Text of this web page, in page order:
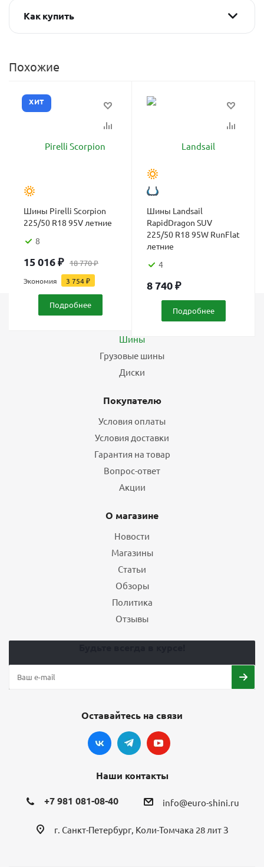
Как купить
Похожие
ХИТ
Шины Pirelli Scorpion
225/50 R18 95V летние
8
15 016₽ 18 770₽
Экономия 3 754₽
Подробнее
Шины Landsail
RapidDragon SUV
225/50 R18 95W RunFlat
летние
4
8 740₽
Подробнее
Шины
Грузовые шины
Диски
Покупателю
Условия оплаты
Условия доставки
Гарантия на товар
Вопрос-ответ
Акции
О магазине
Новости
Магазины
Статьи
Обзоры
Политика
Отзывы
Оставайтесь на связи
Наши контакты
+7 981 081-08-40 info@euro-shini.ru
г. Санкт-Петербург, Коли-Томчака 28 лит З